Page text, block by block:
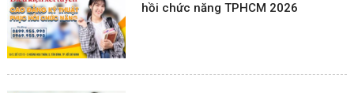
hồi chức năng TPHCM 2026